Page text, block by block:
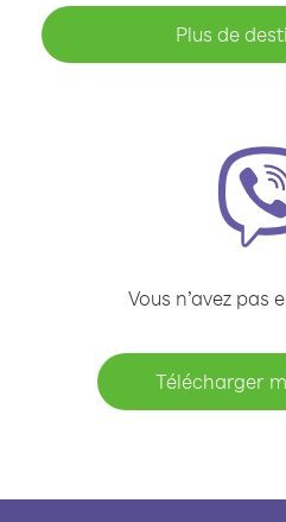
Plus de
Vous n’avez pas
Télécharger